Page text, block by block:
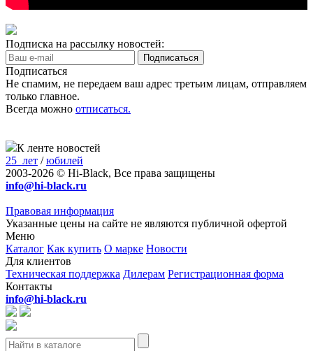
Подписка на рассылку новостей:
Подписаться
Не спамим, не передаем ваш адрес третьим лицам, отправляем
только главное.
Всегда можно отписаться.
К ленте новостей
25_лет /юбилей
2003-2026 © Hi-Black, Все права защищены
info@hi-black.ru
Правовая информация
Указанные цены на сайте не являются публичной офертой
Меню
Каталог Как купить О марке Новости
Для клиентов
Техническая поддержка Дилерам Регистрационная форма
Контакты
info@hi-black.ru